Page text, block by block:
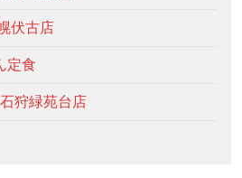
伏古店
定食
石狩緑苑台店